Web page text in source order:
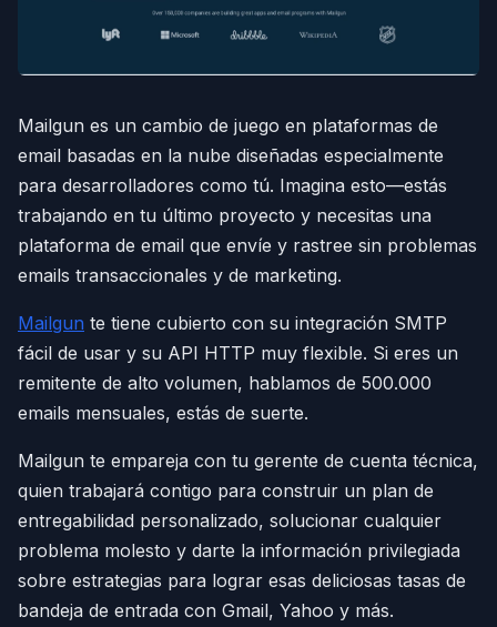
Mailgun es un cambio de juego en plataformas de
email basadas en la nube diseñadas especialmente
para desarrolladores como tú. Imagina esto—estás
trabajando en tu último proyecto y necesitas una
plataforma de email que envíe y rastree sin problemas
emails transaccionales y de marketing.
Mailgun te tiene cubierto con su integración SMTP
fácil de usar y su API HTTP muy flexible. Si eres un
remitente de alto volumen, hablamos de 500.000
emails mensuales, estás de suerte.
Mailgun te empareja con tu gerente de cuenta técnica,
quien trabajará contigo para construir un plan de
entregabilidad personalizado, solucionar cualquier
problema molesto y darte la información privilegiada
sobre estrategias para lograr esas deliciosas tasas de
bandeja de entrada con Gmail, Yahoo y más.